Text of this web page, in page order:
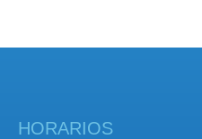
HORARIOS